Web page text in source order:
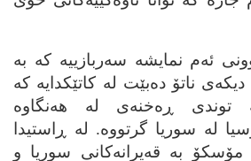
ئه‌م نمایشه‌ سه‌ربازییه‌ که‌ به‌
ناتۆ ده‌بێت له‌ کاتێکدایه‌ که‌
توندی ڕه‌خنه‌ی له‌ هه‌نگاوه‌
له‌ سوریا گرتووه‌. له‌ ڕاستیدا
مۆسکۆ به‌ قه‌یرانه‌کانی سوریا و